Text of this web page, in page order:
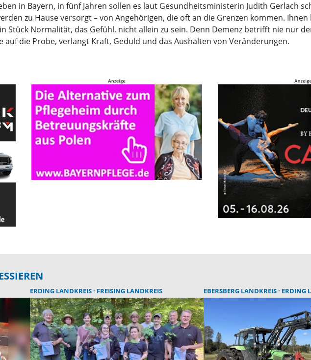
in Bayern, in fünf Jahren sollen es laut Gesundheitsministerin Judith Gerlach
zu Hause versorgt – von Angehörigen, die oft an die Grenzen kommen.
Stück Normalität, das Gefühl, nicht allein zu sein. Denn Demenz betrifft nie nur
auf die Probe, verlangt Kraft, Geduld und das Aushalten von Veränderungen.
ERDING LANDKREIS FREISING LANDKREIS EBERSBERG LANDKREIS ERDING